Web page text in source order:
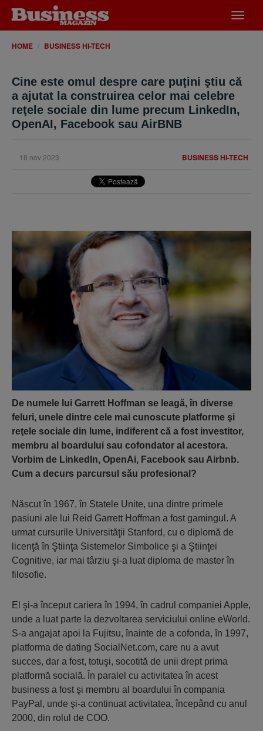
meniu
HOME BUSINESS HI-TECH
Cine este omul despre care puţini ştiu că
a ajutat la construirea celor mai celebre
reţele sociale din lume precum LinkedIn,
OpenAI, Facebook sau AirBNB
BUSINESS HI-TECH
18 nov 2023
De numele lui Garrett Hoffman se leagă, în diverse
feluri, unele dintre cele mai cunoscute platforme şi
reţele sociale din lume, indiferent că a fost investitor,
membru al boardului sau cofondator al acestora.
Vorbim de LinkedIn, OpenAi, Facebook sau Airbnb.
Cum a decurs parcursul său profesional?
Născut în 1967, în Statele Unite, una dintre primele
pasiuni ale lui Reid Garrett Hoffman a fost gamingul. A
urmat cursurile Universităţii Stanford, cu o diplomă de
licenţă în Ştiinţa Sistemelor Simbolice şi a Ştiinţei
Cognitive, iar mai târziu şi-a luat diploma de master în
filosofie.
El şi-a început cariera în 1994, în cadrul companiei Apple,
unde a luat parte la dezvoltarea serviciului online eWorld.
S-a angajat apoi la Fujitsu, înainte de a cofonda, în 1997,
platforma de dating SocialNet.com, care nu a avut
succes, dar a fost, totuşi, socotită de unii drept prima
platformă socială. În paralel cu activitatea în acest
business a fost şi membru al boardului în compania
PayPal, unde şi-a continuat activitatea, începând cu anul
2000, din rolul de COO.